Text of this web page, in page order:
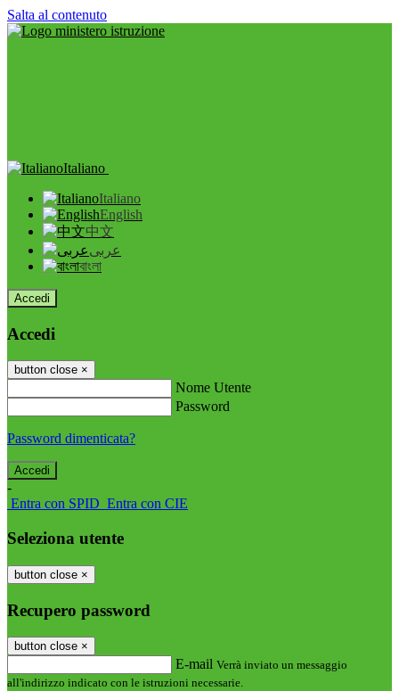
Salta al contenuto
Italiano
Italiano
English
中文
عربى
বাংলা
Accedi
Accedi
button close ×
Nome Utente
Password
Password dimenticata?
-
Entra con SPID Entra con CIE
Seleziona utente
button close ×
Recupero password
button close ×
E-mail Verrà inviato un messaggio
all'indirizzo indicato con le istruzioni necessarie.